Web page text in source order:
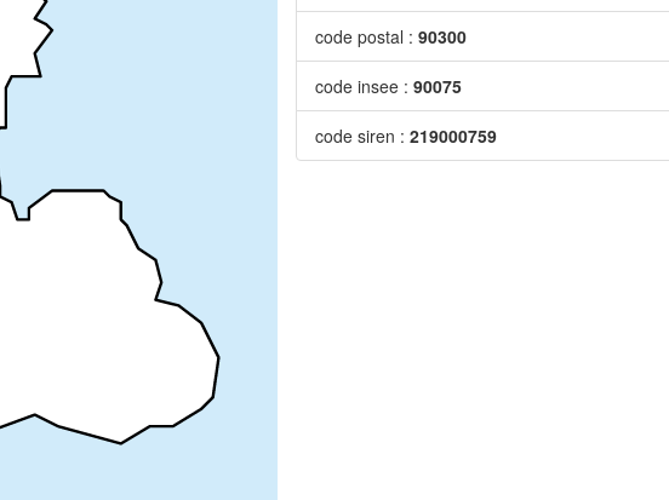
code postal : 90300
code insee : 90075
code siren : 219000759